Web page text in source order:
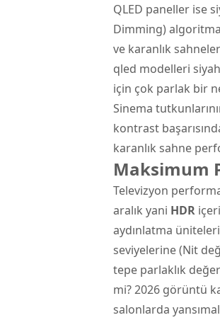
QLED paneller ise
Dimming)
ve karanlık
qled modelleri
için çok parlak bir
Sinema
kontrast
karanlık sahne
Maksimum
Televizyon
aralık yani HDR
aydınlatma
seviyelerine (Nit
tepe parlaklık
mi? 2026 görüntü
salonlarda